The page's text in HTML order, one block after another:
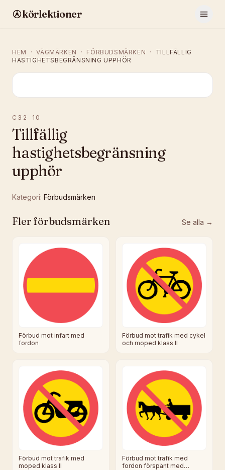
körlektioner
HEM · VÄGMÄRKEN · FÖRBUDSMÄRKEN ·
TILLFÄLLIG
HASTIGHETSBEGRÄNSNING UPPHÖR
C32-10
Tillfällig
hastighetsbegränsning
upphör
Kategori: Förbudsmärken
Fler förbudsmärken Se alla →
Förbud mot infart med
fordon
Förbud mot trafik med cykel
och moped klass II
Förbud mot trafik med
moped klass II
Förbud mot trafik med
fordon förspänt med